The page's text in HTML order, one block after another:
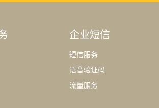
企业短信
短信服务
语音验证码
流量服务